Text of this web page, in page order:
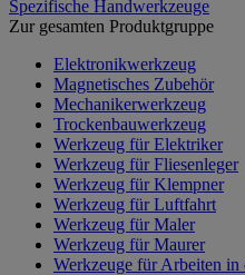
Spezifische Handwerkzeuge
Zur gesamten Produktgruppe
Elektronikwerkzeug
Magnetisches Zubehör
Mechanikerwerkzeug
Trockenbauwerkzeug
Werkzeug für Elektriker
Werkzeug für Fliesenleger
Werkzeug für Klempner
Werkzeug für Luftfahrt
Werkzeug für Maler
Werkzeug für Maurer
Werkzeuge für Arbeiten in